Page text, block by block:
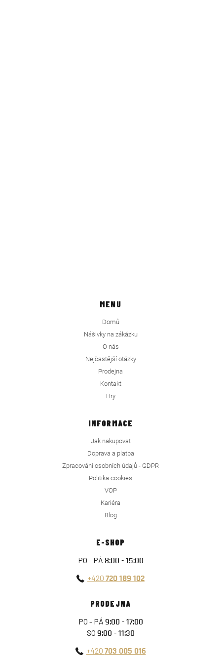
MENU
Domů
Nášivky na zákázku
O nás
Nejčastější otázky
Prodejna
Kontakt
Hry
INFORMACE
Jak nakupovat
Doprava a platba
Zpracování osobních údajů - GDPR
Politika cookies
VOP
Kariéra
Blog
E-SHOP
PO - PÁ 8:00 - 15:00
+420 720 189 102
PRODEJNA
PO - PÁ 9:00 - 17:00
SO 9:00 - 11:30
+420 703 005 016